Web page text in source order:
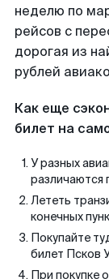
неделю по
рейсов с
дорогая из
рублей
Как еще
билет на
У разных
различаются
Лететь
конечных
Покупайте
билет Псков
При покупке